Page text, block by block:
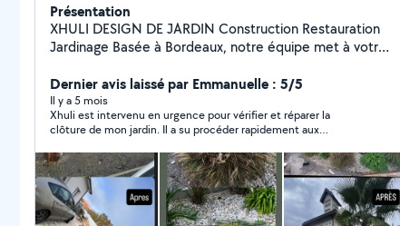
Présentation
XHULI DESIGN DE JARDIN Construction Restauration
Jardinage Basée à Bordeaux, notre équipe met à votre
maison et de jardin. Nos prestations : Création et
entretien de jardins Travaux de construction et
maçonnerie Rénovation et restauration Aménagement
extérieur et terrasses Sérieux, qualité et respect des
délais chaque projet est réalisé avec passion et
professionnalisme. Intervention à Bordeaux et ses
alentours. XHULI DESIGN DE JARDIN la passion du
travail bien fait.
Dernier avis laissé par Emmanuelle : 5/5
Il y a 5 mois
Xhuli est intervenu en urgence pour vérifier et réparer la
clôture de mon jardin. Il a su procéder rapidement aux